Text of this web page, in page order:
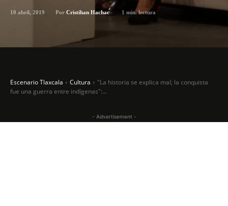
10 abril, 2019 Por Cristihan Hachac 1 min. lectura
Escenario Tlaxcala Cultura
"La historia se explica mal; la conquista
fue una guerra entre indígenas":...
- Advertisement -